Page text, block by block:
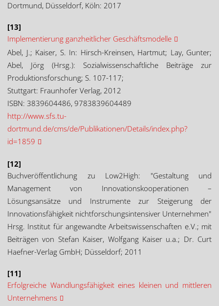
Dortmund, Düsseldorf, Köln: 2017
[13]
Implementierung ganzheitlicher Geschäftsmodelle
Abel, J.; Kaiser, S. In: Hirsch-Kreinsen, Hartmut; Lay, Gunter;
Abel, Jörg (Hrsg.): Sozialwissenschaftliche Beiträge zur
Produktionsforschung; S. 107-117;
Stuttgart: Fraunhofer Verlag, 2012
ISBN: 3839604486, 9783839604489
http://www.sfs.tu-
dortmund.de/cms/de/Publikationen/Details/index.php?
id=1859
[12]
Buchveröffentlichung zu Low2High: "Gestaltung und
Management von Innovationskooperationen –
Lösungsansätze und Instrumente zur Steigerung der
Innovationsfähigkeit nichtforschungsintensiver Unternehmen"
Hrsg. Institut für angewandte Arbeitswissenschaften e.V.; mit
Beiträgen von Stefan Kaiser, Wolfgang Kaiser u.a.; Dr. Curt
Haefner-Verlag GmbH; Düsseldorf; 2011
[11]
Erfolgreiche Wandlungsfähigkeit eines kleinen und mittleren
Unternehmens